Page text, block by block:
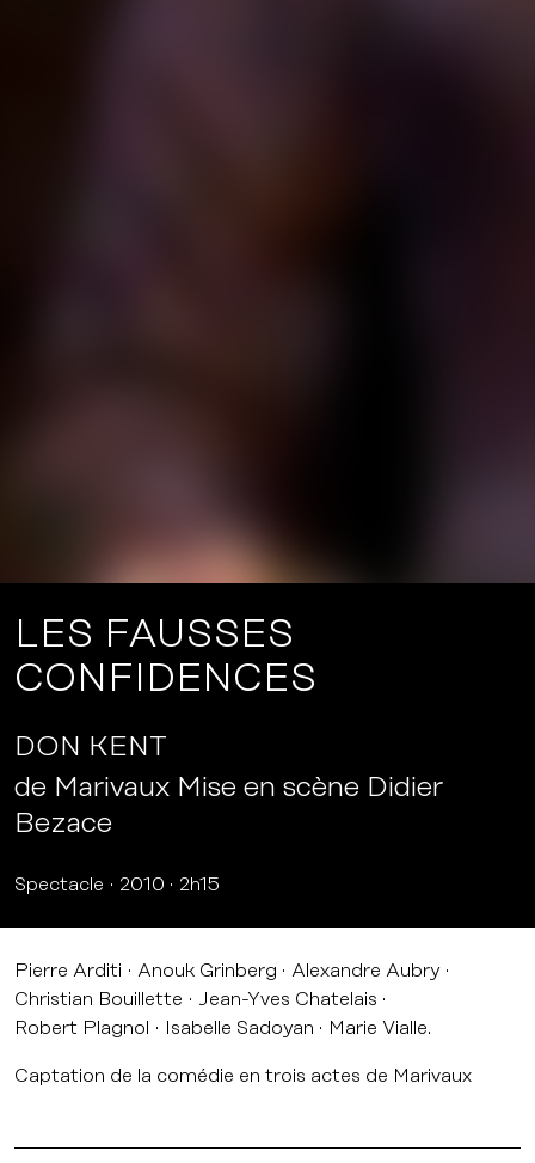
LES FAUSSES
CONFIDENCES
DON KENT
de Marivaux Mise en scène Didier
Bezace
Spectacle 2010 2h15
Pierre Arditi Anouk Grinberg
Alexandre Aubry
Christian Bouillette
Jean-Yves Chatelais
Robert Plagnol
Isabelle Sadoyan Marie Vialle.
Captation de la comédie en trois actes de Marivaux